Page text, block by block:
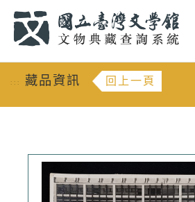
::: 藏品資訊 回上一頁